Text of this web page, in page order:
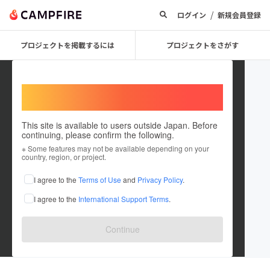
ログイン / 新規会員登録
プロジェクトを掲載するには プロジェクトをさがす
This site is available to users outside Japan. Before
continuing, please confirm the following.
※ Some features may not be available depending on your
country, region, or project.
I agree to the Terms of Use and Privacy Policy.
I agree to the International Support Terms.
Continue
Revolta
これまでに1件のプロジェクトを投稿しています
在住国：日本 現在地：東京都
出身国：日本 出身地：東京都
くりえみプロデュースのランジェリーブランドRevolta